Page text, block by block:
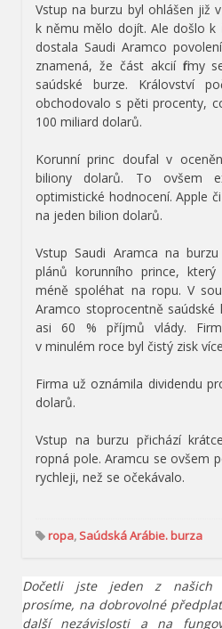
Vstup na burzu byl ohlášen již
k němu mělo dojít. Ale došlo k
dostala Saudi Aramco
znamená, že část akcií firmy
saúdské burze. Království
obchodovalo s pěti procenty,
100 miliard dolarů.
Korunní princ doufal v
biliony dolarů. To ovšem
optimistické hodnocení. Apple
na jeden bilion dolarů.
Vstup Saudi Aramca na
plánů korunního prince,
méně spoléhat na ropu. V
Aramco stoprocentně saúdské
asi 60 % příjmů vlády.
v minulém roce byl čistý zisk
Firma už oznámila dividendu
dolarů.
Vstup na burzu přichází
ropná pole. Aramcu se ovšem
rychleji, než se očekávalo.
ropa,Saúdská Arábie. burza
Dočetli jste jeden z našich
prosíme, na dobrovolné
další nezávislosti a na